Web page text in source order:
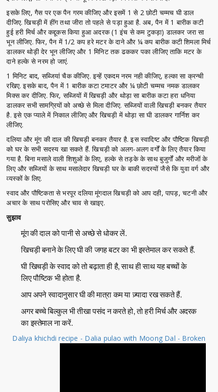
इसके लिए, गैस पर एक पैन गरम कीजिए और इसमें 1 से 2 छोटी चम्मच घी डाल
दीजिए. खिचड़ी में हींग तथा जीरा तो पहले से पड़ा हुआ है. अब, पैन में 1 बारीक कटी
हुई हरी मिर्च और कद्दूकस किया हुआ अदरक (1 इंच से कम टुकड़ा) डालकर जरा सा
भून लीजिए. फिर, पैन में 1/2 कप हरे मटर के दाने और ¼ कप बारीक कटी शिमला मिर्च
डालकर थोड़ी देर भून लीजिए और 1 मिनिट तक ढककर पका लीजिए ताकि मटर के
दाने हल्के से नरम हो जाएं.
1 मिनिट बाद, सब्जियां चैक कीजिए. इन्हें एकदम नरम नही कीजिए, हल्का सा क्रन्ची
रखिए. इसके बाद, पैन में 1 बारीक कटा टमाटर और ¼ छोटी चम्मच नमक डालकर
मिक्स कर दीजिए. फिर, सब्जियों में खिचड़ी और थोड़ा सा बारीक कटा हरा धनिया
डालकर सभी सामग्रियों को अच्छे से मिला दीजिए. सब्जियों वाली खिचड़ी बनकर तैयार
है. इसे एक प्याले में निकाल लीजिए और खिचड़ी में थोड़ा सा घी डालकर गार्निश कर
लीजिए.
दलिया और मूंग की दाल की खिचड़ी बनकर तैयार है. इस स्वादिष्ट और पौष्टिक खिचड़ी
को घर के सभी सदस्य खा सकते हैं. खिचड़ी को अलग-अलग वर्गों के लिए तैयार किया
गया है. बिना मसाले वाली शिशुओं के लिए, हल्के से तड़के के साथ बुजुर्गों और मरीजों के
लिए और सब्जियों के साथ मसालेदार खिचड़ी घर के बाकी सदस्यों जैसे कि युवा वर्ग और
व्यस्कों के लिए.
स्वाद और पौष्टिकता से भरपूर दलिया मूंगदाल खिचड़ी को आप दही, पापड़, चटनी और
अचार के साथ परोसिए और चाव से खाइए.
सुझाव
मूंग की दाल को पानी से अच्छे से धोकर लें.
खिचड़ी बनाने के लिए घी की जगह बटर का भी इस्तेमाल कर सकते हैं.
घी खिचड़ी के स्वाद को तो बढ़ाता ही है, साथ ही साथ यह बच्चों के
लिए पौष्टिक भी होता है.
आप अपने स्वादानुसार घी की मात्रा कम या ज़्यादा रख सकते हैं.
अगर बच्चे बिल्कुल भी तीखा पसंद न करते हो, तो हरी मिर्च और अदरक
का इस्तेमाल ना करें.
Daliya khichdi recipe - Dalia pulao with Moong Dal - Broken